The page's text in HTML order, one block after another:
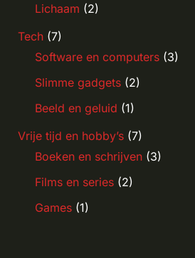
Lichaam (2)
Tech(7)
Software en computers(3)
Slimme gadgets(2)
Beeld en geluid (1)
Vrije tijd en hobby’s(7)
Boeken en schrijven(3)
Films en series(2)
Games(1)